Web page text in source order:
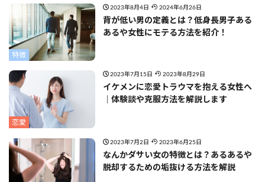
特徴
2023年8月4日 2024年6月26日
背が低い男の定義とは？低身長男子ある
あるや女性にモテる方法を紹介！
恋愛
2023年7月15日 2023年8月29日
イケメンに恋愛トラウマを抱える女性へ
｜体験談や克服方法を解説します
2023年7月2日 2023年6月25日
なんかダサい女の特徴とは？あるあるや
脱却するための垢抜ける方法を解説